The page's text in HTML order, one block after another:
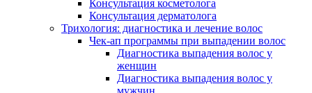
Консультация косметолога
Консультация дерматолога
Трихология: диагностика и лечение волос
Чек-ап программы при выпадении волос
Диагностика выпадения волос у
женщин
Диагностика выпадения волос у
мужчин